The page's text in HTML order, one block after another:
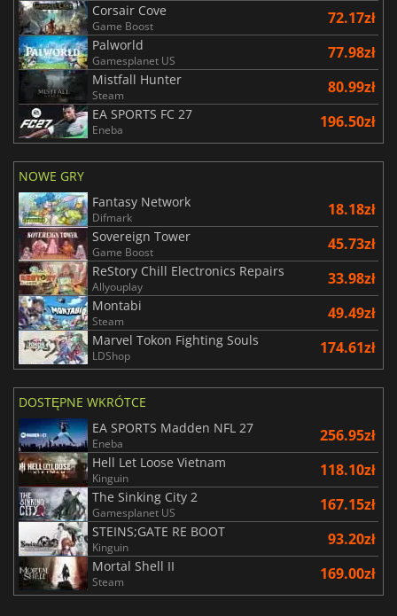
Corsair Cove
Game Boost 72.17zł
Palworld
Gamesplanet US 77.98zł
Mistfall Hunter
Steam 80.99zł
EA SPORTS FC 27
Eneba 196.50zł
NOWE GRY
Fantasy Network
Difmark 18.18zł
Sovereign Tower
Game Boost 45.73zł
ReStory Chill Electronics Repairs
Allyouplay 33.98zł
Montabi
Steam 49.49zł
Marvel Tokon Fighting Souls
LDShop 174.61zł
DOSTĘPNE WKRÓTCE
EA SPORTS Madden NFL 27
Eneba 256.95zł
Hell Let Loose Vietnam
Kinguin 118.10zł
The Sinking City 2
Gamesplanet US 167.15zł
STEINS;GATE RE BOOT
Kinguin 93.20zł
Mortal Shell II
Steam 169.00zł